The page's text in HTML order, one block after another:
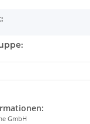
GmbH